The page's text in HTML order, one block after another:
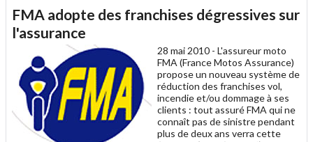
à
FMA adopte des franchises dégressives sur
l'assurance
28 mai 2010 - L'assureur moto
FMA (France Motos Assurance)
propose un nouveau système de
réduction des franchises vol,
incendie et/ou dommage à ses
clients : tout assuré FMA qui ne
connaît pas de sinistre pendant
plus de deux ans verra cette